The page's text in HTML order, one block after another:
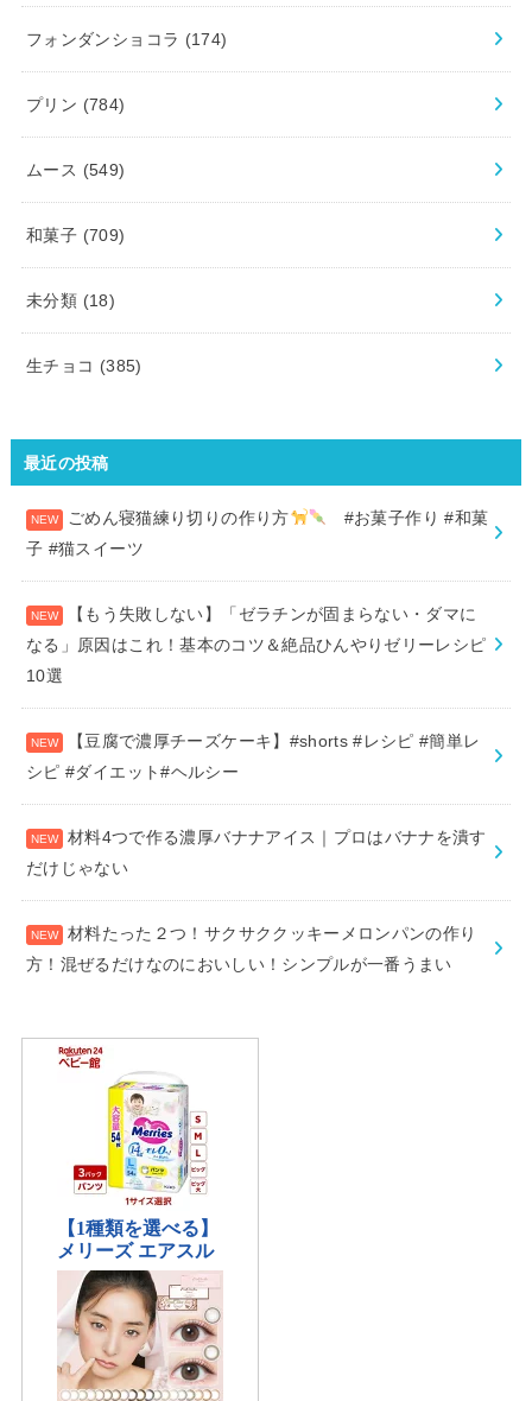
フォンダンショコラ (174)
プリン (784)
ムース (549)
和菓子 (709)
未分類 (18)
生チョコ (385)
最近の投稿
ごめん寝猫練り切りの作り方
#お菓子作り #和菓
子 #猫スイーツ
【もう失敗しない】「ゼラチンが固まらない・ダマに
なる」原因はこれ！基本のコツ＆絶品ひんやりゼリーレシピ
10選
【豆腐で濃厚チーズケーキ】#shorts #レシピ #簡単レ
シピ #ダイエット#ヘルシー
材料4つで作る濃厚バナナアイス｜プロはバナナを潰す
だけじゃない
材料たった２つ！サクサククッキーメロンパンの作り
方！混ぜるだけなのにおいしい！シンプルが一番うまい